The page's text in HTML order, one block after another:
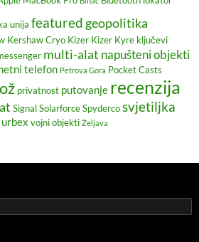
unija featured geopolitika
Kershaw Cryo Kizer Kizer Kyre ključevi
multi-alat napušteni objekti
telefon Petrova Gora Pocket Casts
privatnost putovanje recenzija
SignalSolarforceSpydercosvjetiljka
urbex vojni objekti Željava